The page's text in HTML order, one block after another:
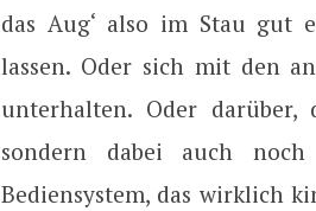
das Aug‘ also im Stau gut
lassen. Oder sich mit den
unterhalten. Oder
sondern dabei auch
Bediensystem, das wirklich